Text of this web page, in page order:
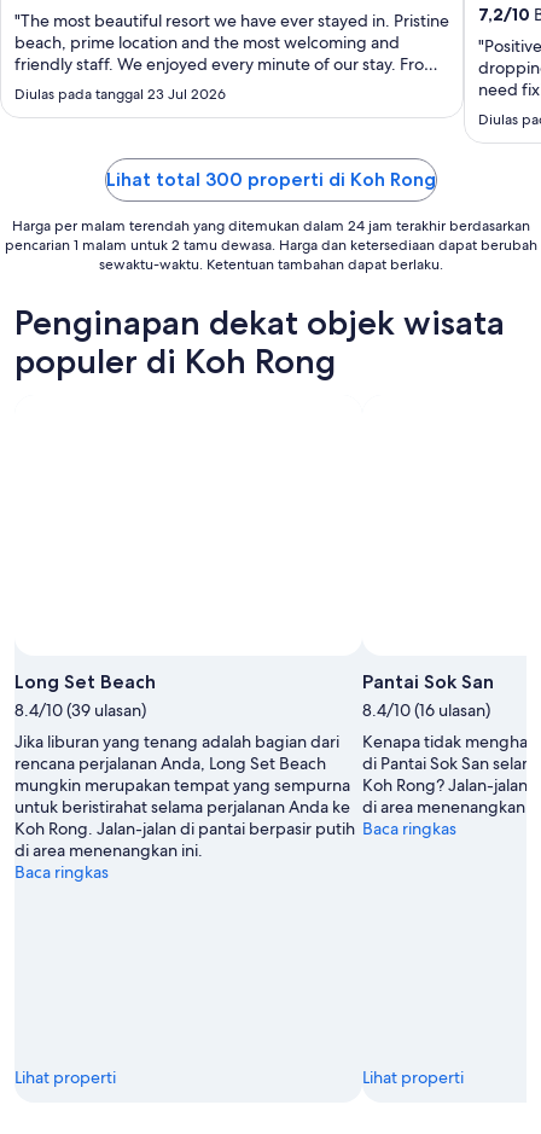
Agu
hingga
9
"The most beautiful resort we have ever stayed in. Pristine
beach, prime location and the most welcoming and
friendly staff. We enjoyed every minute of our stay. From
the moment we stepped foot on Koh Rong, they
welcomed us with open arms, they took care of us
Diulas pada tanggal 23 Jul 2026
7,2/10
need
cool air
was
Diulas
Lihat total 300 properti di Koh Rong
Harga per malam terendah yang ditemukan dalam 24 jam terakhir berdasarkan
pencarian 1 malam untuk 2 tamu dewasa. Harga dan ketersediaan dapat berubah
sewaktu-waktu. Ketentuan tambahan dapat berlaku.
Penginapan dekat objek wisata
populer di Koh Rong
Terbuka
oleh
Chindavone
Khounsathone
Long Set Beach
8.4/10 (39 ulasan)
Jika liburan yang tenang adalah bagian dari
rencana perjalanan Anda, Long Set Beach
mungkin merupakan tempat yang sempurna
untuk beristirahat selama perjalanan Anda ke
Koh Rong. Jalan-jalan di pantai berpasir putih
di area menenangkan ini.
Baca ringkas
Lihat properti
Pantai Sok San
8.4/10 (16 ulasan)
Kenapa tidak
di Pantai Sok San
Koh Rong? Jalan-jalan
di area menenangkan
Baca ringkas
Lihat properti